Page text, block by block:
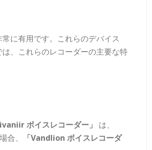
に有用です。これらのデバイス
、これらのレコーダーの主要な特
ボイスレコーダー」
は、
合、
「Vandlion ボイスレコーダ